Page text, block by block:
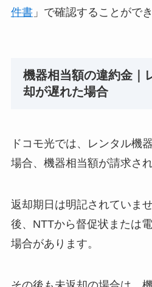
件書」で確認することができ
機器相当額の違約金｜
却が遅れた場合
ドコモ光では、レンタル機
場合、機器相当額が請求さ
返却期日は明記されていま
後、NTTから督促状または
場合があります。